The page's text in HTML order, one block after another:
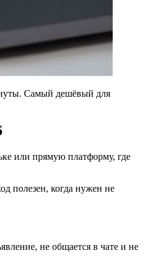
Самый дешёвый для
или прямую платформу, где
полезен, когда нужен не
не общается в чате и не